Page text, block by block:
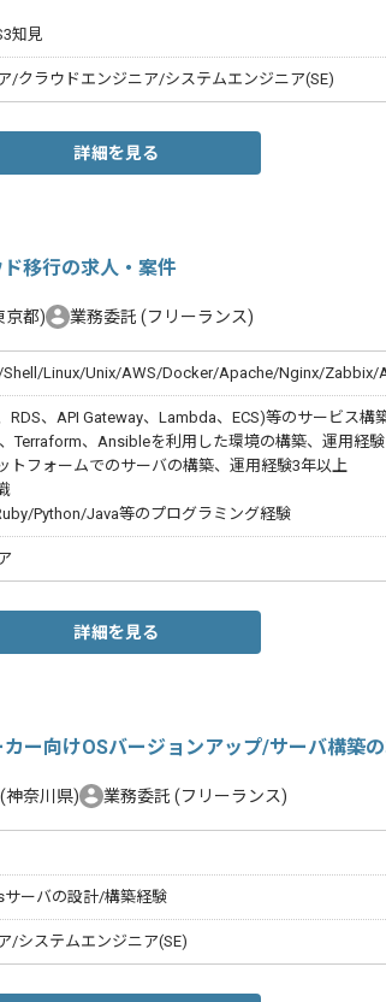
知見
/クラウドエンジニア/システムエンジニア(SE)
詳細を見る
移行の求人・案件
京都) 業務委託 (フリーランス)
Shell/Linux/Unix/AWS/Docker/Apache/Nginx/Zabbix/
RDS、API Gateway、Lambda、ECS)等のサービス構
Terraform、Ansibleを利用した環境の構築、運用経験
トフォームでのサーバの構築、運用経験3年以上
Python/Java等のプログラミング経験
詳細を見る
カー向けOSバージョンアップ/サーバ構築
神奈川県) 業務委託 (フリーランス)
サーバの設計/構築経験
/システムエンジニア(SE)